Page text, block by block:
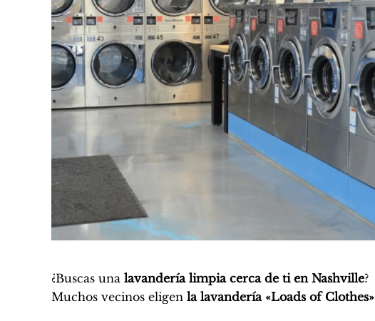
¿Buscas una lavandería limpia cerca de ti en Nashville?
Muchos vecinos eligen la lavandería «Loads of Clothes»